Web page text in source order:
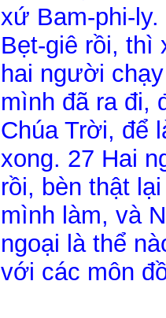
xứ Bam-phi-
Bẹt-giê rồi, thì
hai người
mình đã ra đi,
Chúa Trời, để
xong. 27 Hai
rồi, bèn thật
mình làm, và
ngoại là thể
với các môn